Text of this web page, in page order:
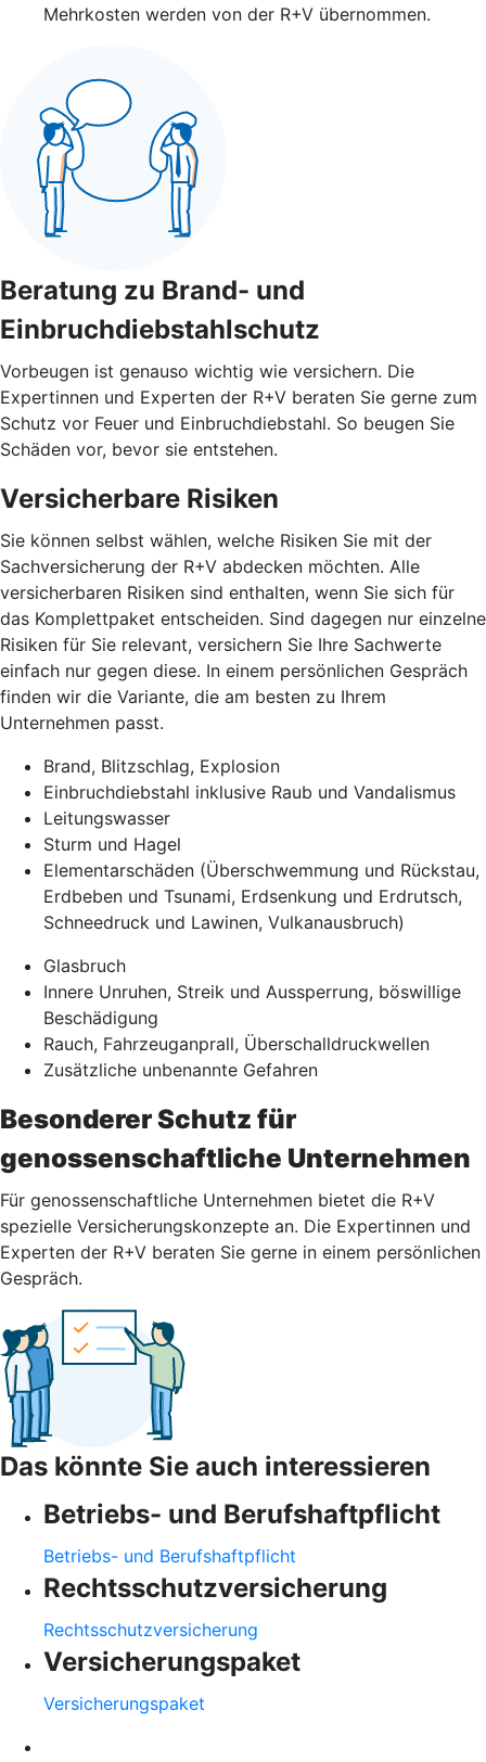
Mehrkosten werden von der R+V übernommen.
Beratung zu Brand- und
Einbruchdiebstahlschutz
Vorbeugen ist genauso wichtig wie versichern. Die
Expertinnen und Experten der R+V beraten Sie gerne zum
Schutz vor Feuer und Einbruchdiebstahl. So beugen Sie
Schäden vor, bevor sie entstehen.
Versicherbare Risiken
Sie können selbst wählen, welche Risiken Sie mit der
Sachversicherung der R+V abdecken möchten. Alle
versicherbaren Risiken sind enthalten, wenn Sie sich für
das Komplettpaket entscheiden. Sind dagegen nur einzelne
Risiken für Sie relevant, versichern Sie Ihre Sachwerte
einfach nur gegen diese. In einem persönlichen Gespräch
finden wir die Variante, die am besten zu Ihrem
Unternehmen passt.
Brand, Blitzschlag, Explosion
Einbruchdiebstahl inklusive Raub und Vandalismus
Leitungswasser
Sturm und Hagel
Elementarschäden (Überschwemmung und Rückstau,
Erdbeben und Tsunami, Erdsenkung und Erdrutsch,
Schneedruck und Lawinen, Vulkanausbruch)
Glasbruch
Innere Unruhen, Streik und Aussperrung, böswillige
Beschädigung
Rauch, Fahrzeuganprall, Überschalldruckwellen
Zusätzliche unbenannte Gefahren
Besonderer Schutz für
genossenschaftliche Unternehmen
Für genossenschaftliche Unternehmen bietet die R+V
spezielle Versicherungskonzepte an. Die Expertinnen und
Experten der R+V beraten Sie gerne in einem persönlichen
Gespräch.
Das könnte Sie auch interessieren
Betriebs- und Berufshaftpflicht
Betriebs- und Berufshaftpflicht
Rechtsschutzversicherung
Rechtsschutzversicherung
Versicherungspaket
Versicherungspaket